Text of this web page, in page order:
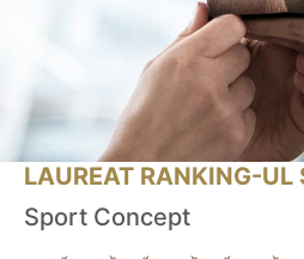
LAUREAT RANKING-UL
Sport Concept